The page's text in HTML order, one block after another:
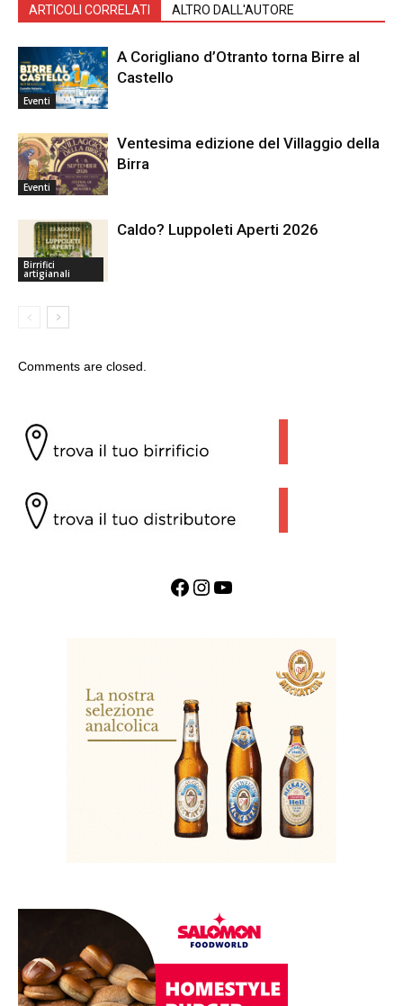
ARTICOLI CORRELATI ALTRO DALL'AUTORE
Eventi
A Corigliano d’Otranto torna Birre al
Castello
Eventi
Ventesima edizione del Villaggio della
Birra
Birrifici
artigianali
Caldo? Luppoleti Aperti 2026
Comments are closed.
Facebook InstagramYouTube